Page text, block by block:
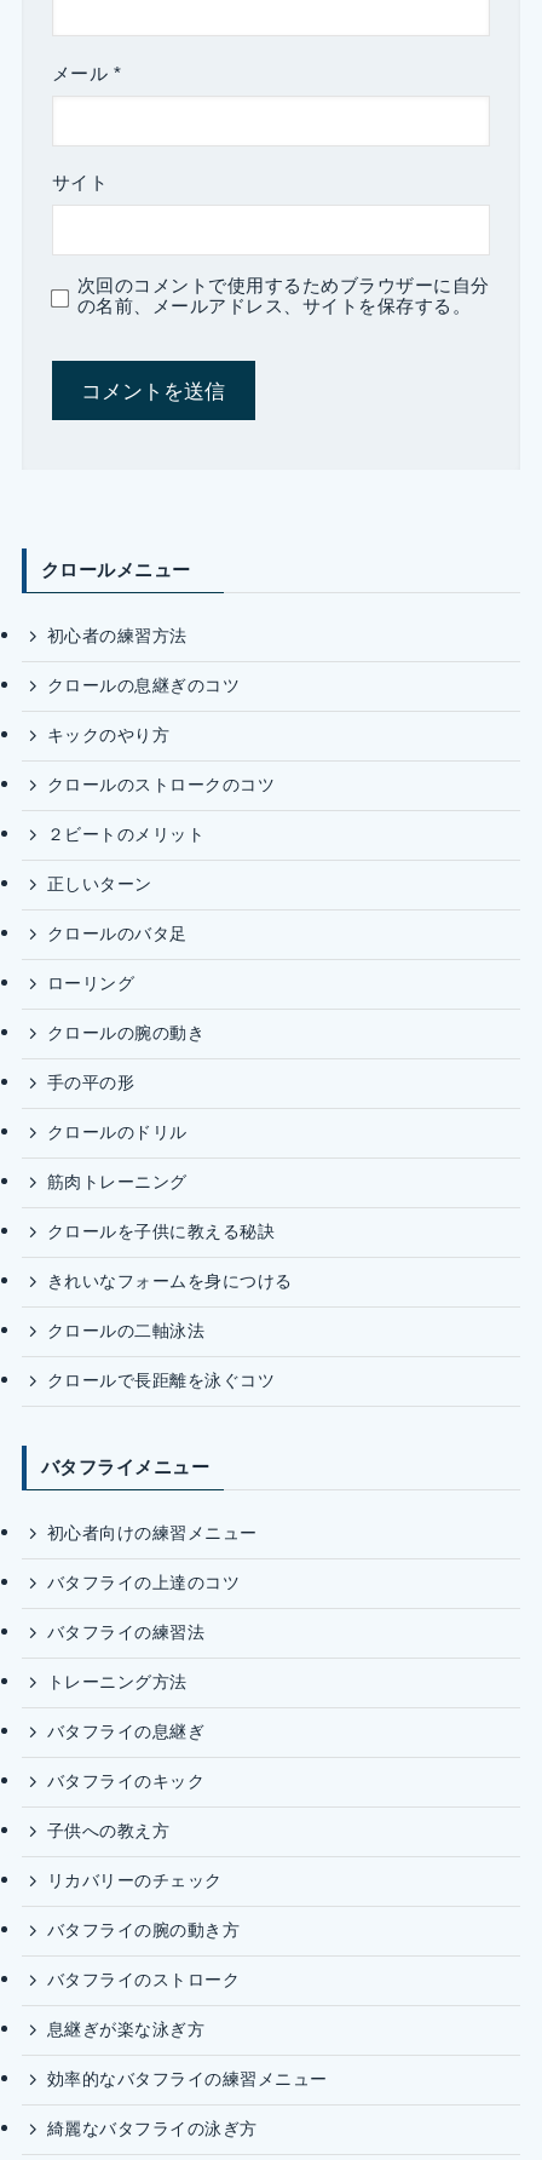
メール *
サイト
次回のコメントで使用するためブラウザーに自分
の名前、メールアドレス、サイトを保存する。
クロールメニュー
初心者の練習方法
クロールの息継ぎのコツ
キックのやり方
クロールのストロークのコツ
２ビートのメリット
正しいターン
クロールのバタ足
ローリング
クロールの腕の動き
手の平の形
クロールのドリル
筋肉トレーニング
クロールを子供に教える秘訣
きれいなフォームを身につける
クロールの二軸泳法
クロールで長距離を泳ぐコツ
バタフライメニュー
初心者向けの練習メニュー
バタフライの上達のコツ
バタフライの練習法
トレーニング方法
バタフライの息継ぎ
バタフライのキック
子供への教え方
リカバリーのチェック
バタフライの腕の動き方
バタフライのストローク
息継ぎが楽な泳ぎ方
効率的なバタフライの練習メニュー
綺麗なバタフライの泳ぎ方